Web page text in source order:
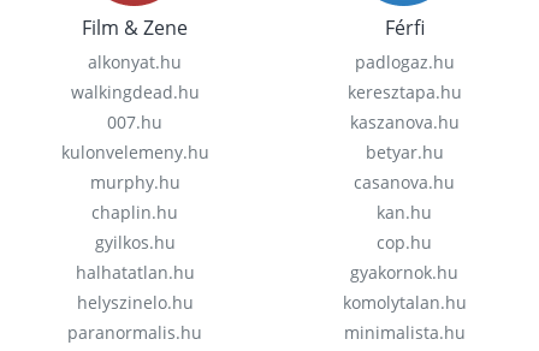
Film & Zene
alkonyat.hu
walkingdead.hu
007.hu
kulonvelemeny.hu
murphy.hu
chaplin.hu
gyilkos.hu
halhatatlan.hu
helyszinelo.hu
paranormalis.hu
Férfi
padlogaz.hu
keresztapa.hu
kaszanova.hu
betyar.hu
casanova.hu
kan.hu
cop.hu
gyakornok.hu
komolytalan.hu
minimalista.hu